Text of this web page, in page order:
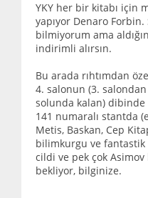
YKY her bir kitabı için
yapıyor Denaro Forbin.
bilmiyorum ama
indirimli alırsın.
Bu arada rıhtımdan
4. salonun (3. salondan
solunda kalan) dibinde
141 numaralı stantda
Metis, Baskan, Cep
bilimkurgu ve fantastik
cildi ve pek çok Asimov
bekliyor, bilginize.